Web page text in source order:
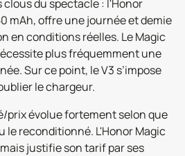
clous du spectacle : l'Honor
mAh, offre une journée et demie
en conditions réelles. Le Magic
plus fréquemment une
Sur ce point, le V3 s’impose
le chargeur.
prix évolue fortement selon que
le reconditionné. L'Honor Magic
justifie son tarif par ses